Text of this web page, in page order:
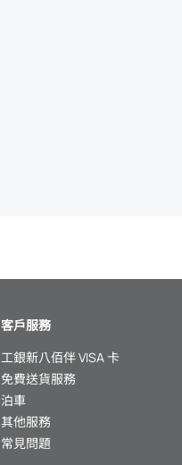
客戶服務
工銀新八佰伴 VISA 卡
免費送貨服務
泊車
其他服務
常見問題